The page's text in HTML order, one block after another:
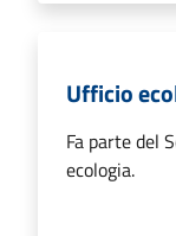
Ufficio
Fa parte del
ecologia.